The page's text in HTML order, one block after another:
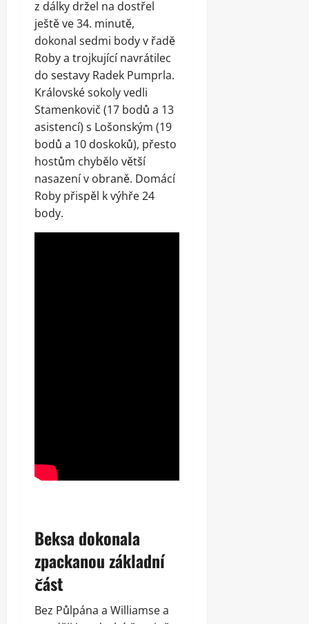
z dálky držel na dostřel
ještě ve 34. minutě,
dokonal sedmi body v řadě
Roby a trojkující navrátilec
do sestavy Radek Pumprla.
Královské sokoly vedli
Stamenkovič (17 bodů a 13
asistencí) s Lošonským (19
bodů a 10 doskoků), přesto
hostům chybělo větší
nasazení v obraně. Domácí
Roby přispěl k výhře 24
body.
Beksa dokonala
zpackanou základní
část
Bez Půlpána a Williamse a